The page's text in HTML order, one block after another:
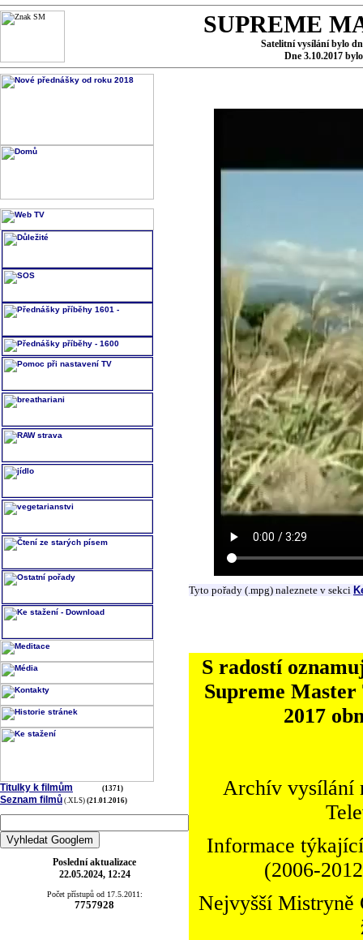
SUPREME
Satelitní vysílání bylo
Dne 3.10.2017
Titulky k filmům (1371)
Seznam filmů (.XLS) (21.01.2016)
Poslední aktualizace
22.05.2024, 12:24
Počet přístupů od 17.5.2011:
7757928
Tyto pořady (.mpg) naleznete v sekci
S radostí
Supreme
2017
Archív vysílání
Informace
(2006-
Nejvyšší Mistryně